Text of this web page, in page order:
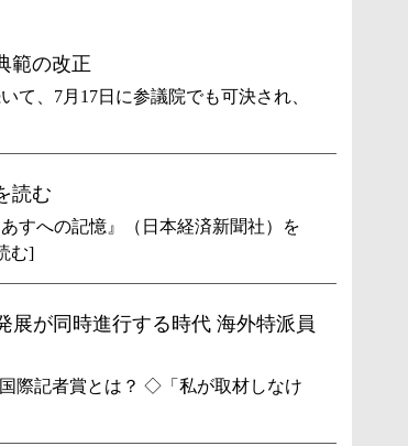
範の改正
て、7月17日に参議院でも可決され、
読む
すへの記憶』（日本経済新聞社）を
む]
展が同時進行する時代 海外特派員
際記者賞とは？ ◇「私が取材しなけ